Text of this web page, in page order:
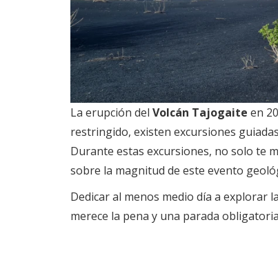
La erupción del Volcán Tajogaite en
restringido, existen excursiones
Durante estas excursiones, no solo te
sobre la magnitud de este evento
Dedicar al menos medio día a explorar
merece la pena y una parada